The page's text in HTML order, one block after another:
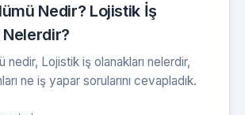
Nedir? Lojistik İş
Nelerdir?
nedir, Lojistik iş olanakları nelerdir,
ne iş yapar sorularını cevapladık.